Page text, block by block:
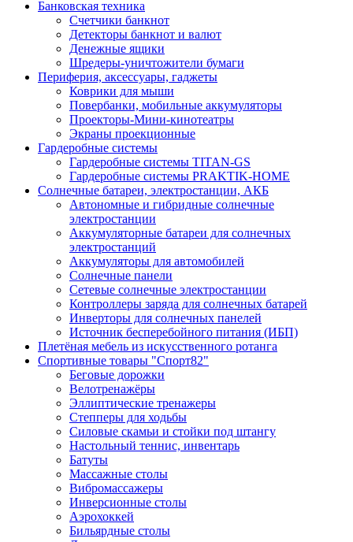
Банковская техника
Счетчики банкнот
Детекторы банкнот и валют
Денежные ящики
Шредеры-уничтожители бумаги
Периферия, аксессуары, гаджеты
Коврики для мыши
Повербанки, мобильные аккумуляторы
Проекторы-Мини-кинотеатры
Экраны проекционные
Гардеробные системы
Гардеробные системы TITAN-GS
Гардеробные системы PRAKTIK-HOME
Солнечные батареи, электростанции, АКБ
Автономные и гибридные солнечные
электростанции
Аккумуляторные батареи для солнечных
электростанций
Аккумуляторы для автомобилей
Солнечные панели
Сетевые солнечные электростанции
Контроллеры заряда для солнечных батарей
Инверторы для солнечных панелей
Источник бесперебойного питания (ИБП)
Плетёная мебель из искусственного ротанга
Спортивные товары "Спорт82"
Беговые дорожки
Велотренажёры
Эллиптические тренажеры
Степперы для ходьбы
Силовые скамьи и стойки под штангу
Настольный теннис, инвентарь
Батуты
Массажные столы
Вибромассажеры
Инверсионные столы
Аэрохоккей
Бильярдные столы